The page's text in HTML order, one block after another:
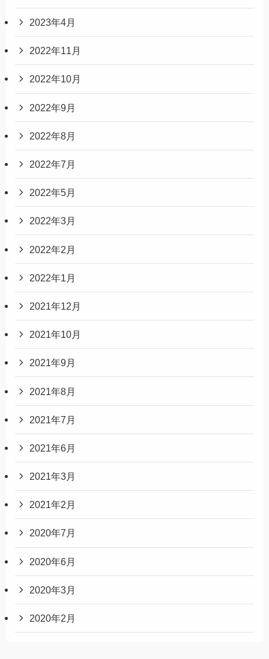
2023年4月
2022年11月
2022年10月
2022年9月
2022年8月
2022年7月
2022年5月
2022年3月
2022年2月
2022年1月
2021年12月
2021年10月
2021年9月
2021年8月
2021年7月
2021年6月
2021年3月
2021年2月
2020年7月
2020年6月
2020年3月
2020年2月